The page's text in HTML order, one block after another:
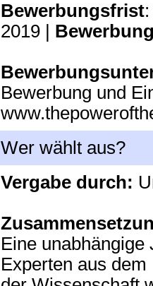
Bewerbungsfrist
2019 |
Bewerbung und
Wer wählt aus?
Vergabe durch:
Eine unabhängige
Experten aus